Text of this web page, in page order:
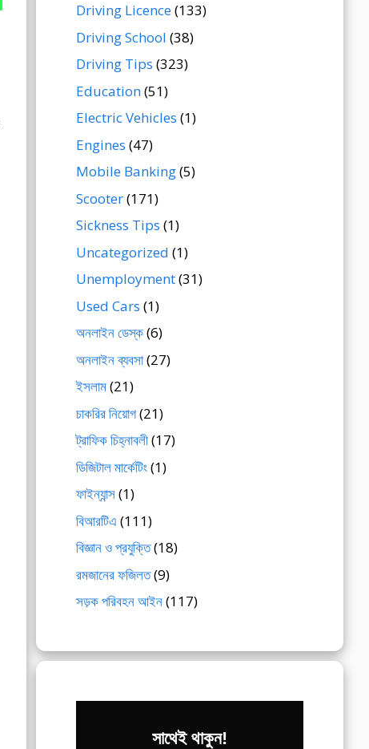
Driving Licence(133)
Driving School (38)
Driving Tips (323)
Education(51)
Electric Vehicles (1)
Engines (47)
Mobile Banking(5)
Scooter(171)
Sickness Tips (1)
Uncategorized (1)
Unemployment(31)
Used Cars (1)
অনলাইন ডেস্ক(6)
অনলাইন ব্যবসা(27)
ইসলাম(21)
চাকরির নিয়োগ(21)
ট্রাফিক চিহ্নাবলী(17)
ডিজিটাল মার্কেটিং(1)
ফাইন্যান্স(1)
বিআরটিএ (111)
বিজ্ঞান ও প্রযুক্তি(18)
রমজানের ফজিলত(9)
সড়ক পরিবহন আইন(117)
সাথেই থাকুন!